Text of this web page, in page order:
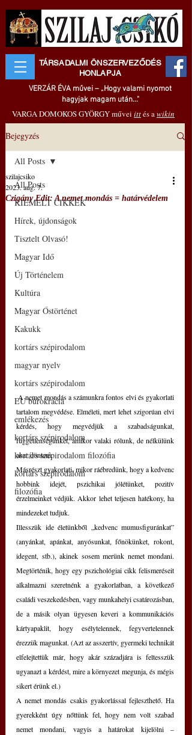
TÁRSADALMI ÖNSZERVEZŐDÉS
HONLAPJA
VERZÁR ÉVA művei – „Hogy valami nyomot
hagyjak magam után..."
VARGA DOMOKOS GYÖRGY művei ittés awikin
Bejegyzés
All Posts
KIEMELT CIKKEK
Hírek, újdonságok
Tisztelt Olvasó!
Magyar Idő
Új Történelem
Kultúra
Magyar Őstörténet
Kakukk
kortárs szépirodalom
magyar nyelv
kortárs szépirodalom
EU bürokrácia
emlékezés
kortárs szépirodalom
kortárs szépirodalom filozófia
kortárs szépirodalom
filozófia
All Posts
Czigány Edit: A nemet mondás = határvédelem
szilajcsiko
2023. aug. 7.
A nemet mondás a számunkra fontos elvi és gyakorlati
tartalom megvédése. Elméleti, mert lehet szigorúan elvi
kérdés, hogy megvédjük a szabadságunkat,
függetlenségünket, amikor valaki rólunk, de nélkülünk
akar dönteni.
Másrészt gyakorlati, mikor ráébredünk, hogy a kedvenc
hobbink idejét, pszichikai jólétünket, pozitív
érzelmeinket védjük. Akkor lehet teljesen hatékony, ha
mindezeket tudjuk.
Illesszük ide életünkből „kedvenc mumusfiguránkat”
(anyánkat, apánkat, anyósunkat, főnökünket, rokont,
idegent, stb.), akinek sosem merünk nemet mondani.
Megtörténik, hogy egy pszichológiai cikk felismeréseit
alkalmazni szeretnénk a gyakorlatban, a következő
családi veszekedésben, vagy munkahelyi csatározásban,
de a másik olyan ügyesen keveri a kommunikációs
kártyapaklit, hogy esélytelennek, fegyvertelennek
érezzük magunkat. (Azt az asszertív, gyermeki technikát
elfelejtettük már, hogy akár századjára is feltesszük
ugyanazt a kérdést, mire a környezet megunja, és mégis
sikert érünk el.)
A nemet mondás csakis gyakorlással fejleszthető. Ha
gyerekként úgy nőttünk fel, hogy nem volt szabad
nemet mondani, vagyis a határokat kijelölni –